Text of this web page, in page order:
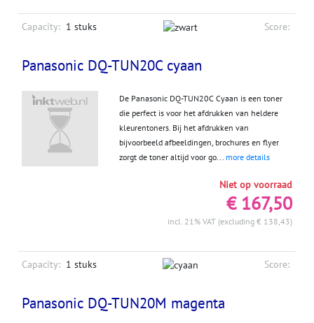
Capacity: 1 stuks Score:
Panasonic DQ-TUN20C cyaan
De Panasonic DQ-TUN20C Cyaan is een toner
die perfect is voor het afdrukken van heldere
kleurentoners. Bij het afdrukken van
bijvoorbeeld afbeeldingen, brochures en flyer
zorgt de toner altijd voor go... more details
Niet op voorraad
€ 167,50
incl. 21% VAT (excluding € 138,43)
Capacity: 1 stuks Score:
Panasonic DQ-TUN20M magenta